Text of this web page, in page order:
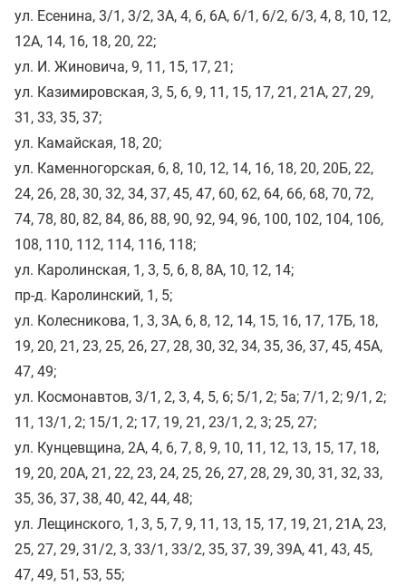
ул. Есенина, 3/1, 3/2, 3А, 4, 6, 6А, 6/1, 6/2, 6/3, 4, 8, 10, 12,
12А, 14, 16, 18, 20, 22;
ул. И. Жиновича, 9, 11, 15, 17, 21;
ул. Казимировская, 3, 5, 6, 9, 11, 15, 17, 21, 21А, 27, 29,
31, 33, 35, 37;
ул. Камайская, 18, 20;
ул. Каменногорская, 6, 8, 10, 12, 14, 16, 18, 20, 20Б, 22,
24, 26, 28, 30, 32, 34, 37, 45, 47, 60, 62, 64, 66, 68, 70, 72,
74, 78, 80, 82, 84, 86, 88, 90, 92, 94, 96, 100, 102, 104, 106,
108, 110, 112, 114, 116, 118;
ул. Каролинская, 1, 3, 5, 6, 8, 8А, 10, 12, 14;
пр-д. Каролинский, 1, 5;
ул. Колесникова, 1, 3, 3А, 6, 8, 12, 14, 15, 16, 17, 17Б, 18,
19, 20, 21, 23, 25, 26, 27, 28, 30, 32, 34, 35, 36, 37, 45, 45А,
47, 49;
ул. Космонавтов, 3/1, 2, 3, 4, 5, 6; 5/1, 2; 5а; 7/1, 2; 9/1, 2;
11, 13/1, 2; 15/1, 2; 17, 19, 21, 23/1, 2, 3; 25, 27;
ул. Кунцевщина, 2А, 4, 6, 7, 8, 9, 10, 11, 12, 13, 15, 17, 18,
19, 20, 20А, 21, 22, 23, 24, 25, 26, 27, 28, 29, 30, 31, 32, 33,
35, 36, 37, 38, 40, 42, 44, 48;
ул. Лещинского, 1, 3, 5, 7, 9, 11, 13, 15, 17, 19, 21, 21А, 23,
25, 27, 29, 31/2, 3, 33/1, 33/2, 35, 37, 39, 39А, 41, 43, 45,
47, 49, 51, 53, 55;